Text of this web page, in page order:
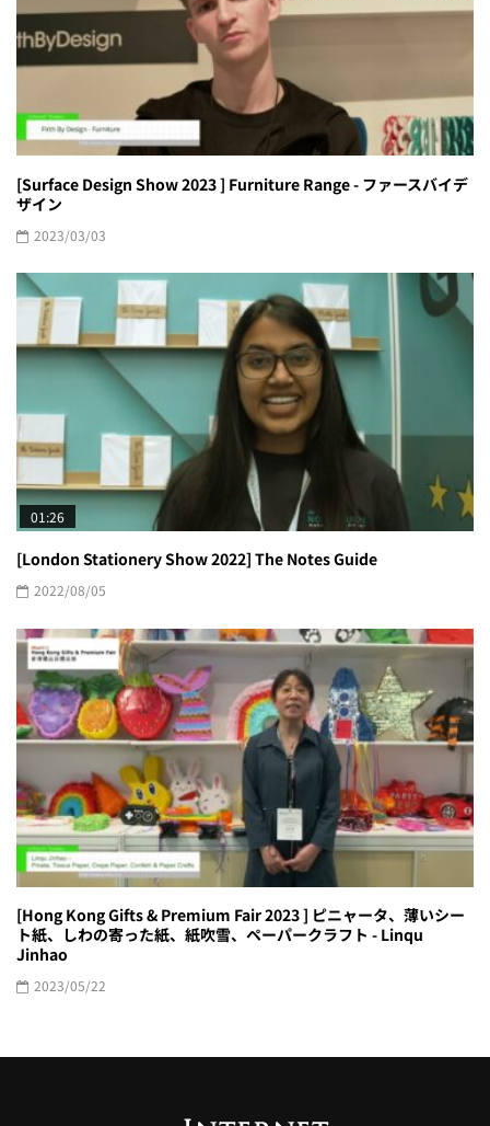
[Surface Design Show 2023 ] Furniture Range - ファースバイデ
ザイン
2023/03/03
01:26
[London Stationery Show 2022] The Notes Guide
2022/08/05
[Hong Kong Gifts & Premium Fair 2023 ] ピニャータ、薄いシー
ト紙、しわの寄った紙、紙吹雪、ペーパークラフト - Linqu
Jinhao
2023/05/22